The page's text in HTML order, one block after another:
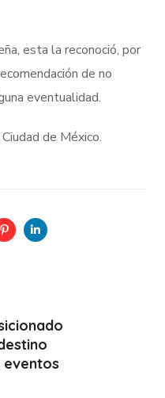
esta la reconoció, por
de no
eventualidad.
de México.